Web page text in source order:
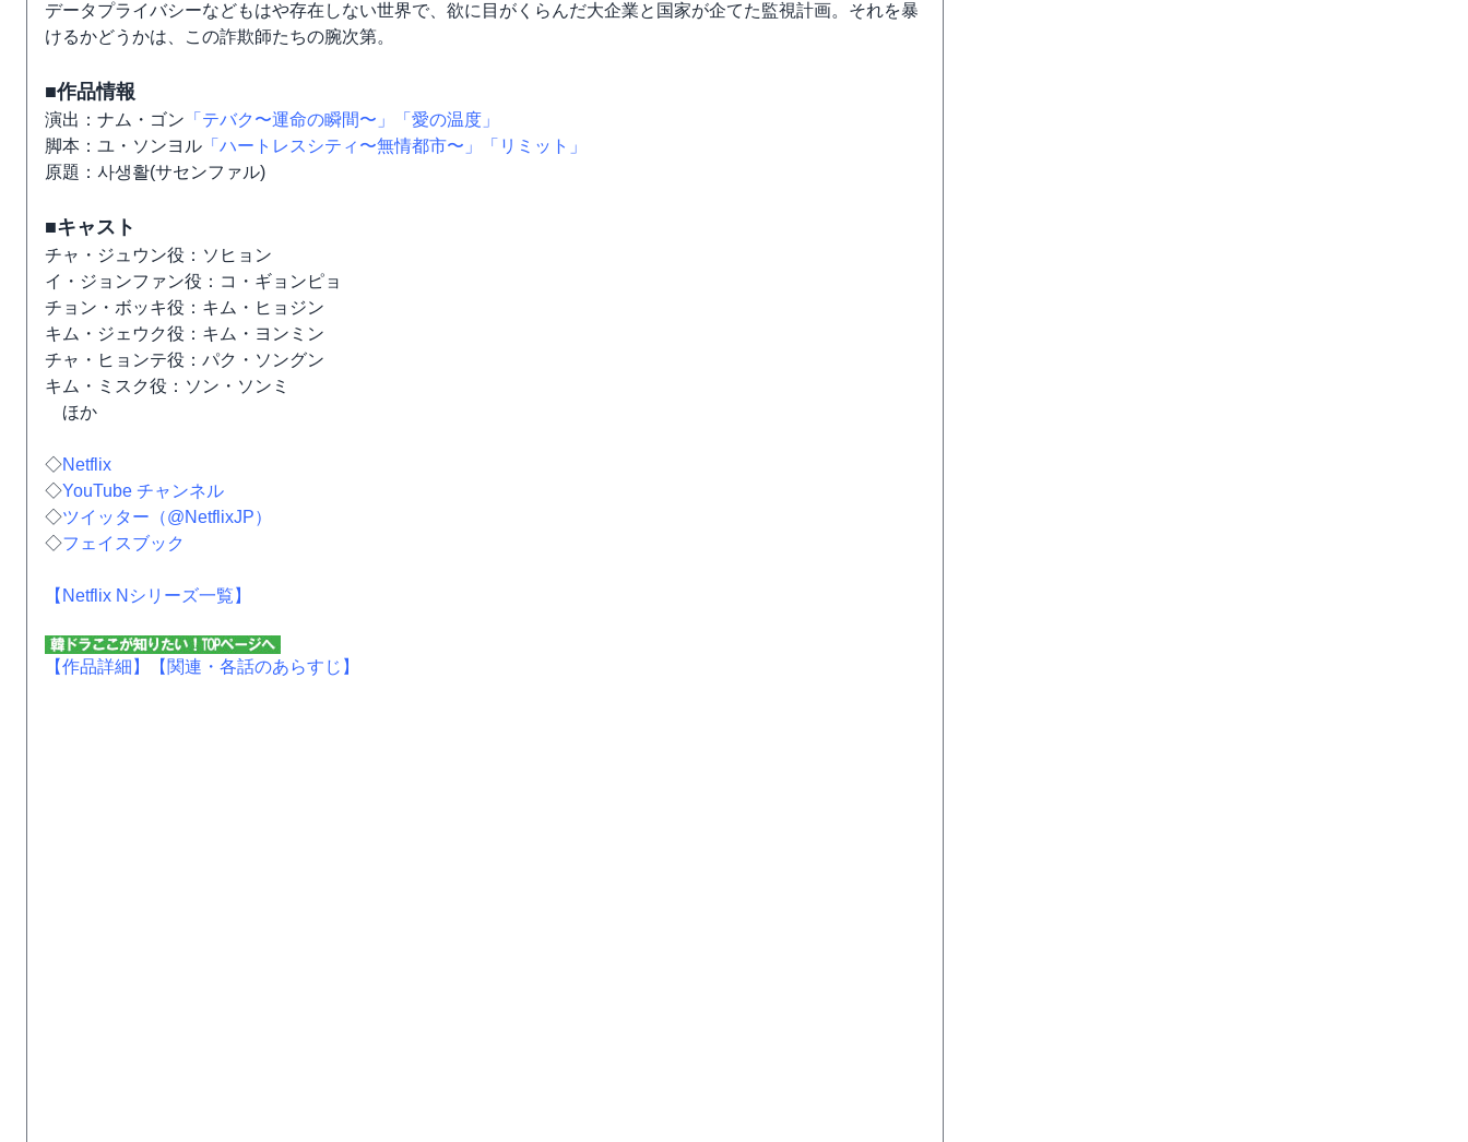
データプライバシーなどもはや存在しない世界で、欲に目がくらんだ大企業と国家が企てた監視計画。それを暴
けるかどうかは、この詐欺師たちの腕次第。
■作品情報
演出：ナム・ゴン 「テバク〜運命の瞬間〜」
「愛の温度」
脚本：ユ・ソンヨル 「ハートレスシティ〜無情都市〜」
「リミット」
原題：사생활(サセンファル)
■キャスト
チャ・ジュウン役：ソヒョン
イ・ジョンファン役：コ・ギョンピョ
チョン・ボッキ役：キム・ヒョジン
キム・ジェウク役：キム・ヨンミン
チャ・ヒョンテ役：パク・ソングン
キム・ミスク役：ソン・ソンミ
ほか
◇Netflix
◇YouTube チャンネル
◇ツイッター（@NetflixJP）
◇フェイスブック
【Netflix Nシリーズ一覧】
【作品詳細】 【関連・各話のあらすじ】